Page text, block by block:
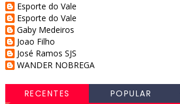
Esporte do Vale
Esporte do Vale
Gaby Medeiros
Joao Filho
José Ramos SJS
WANDER NOBREGA
RECENTES POPULAR